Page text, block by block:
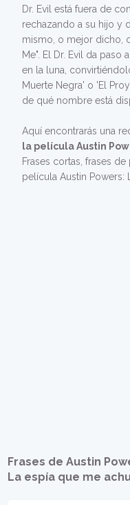
Dr. Evil está fuera de
rechazando a su hijo y
mismo, o mejor dicho,
Me". El Dr. Evil da
en la luna,
Muerte Negra' o 'El
de qué nombre está
Aquí encontrarás una
la película Austin
Frases cortas, frases
película Austin Powers:
Frases de Austin
La espía que me